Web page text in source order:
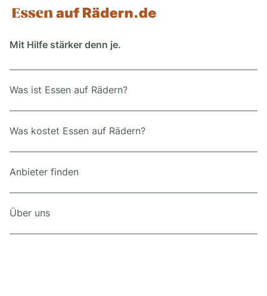
Mit Hilfe stärker denn je.
Was ist Essen auf Rädern?
Was kostet Essen auf Rädern?
Anbieter finden
Über uns